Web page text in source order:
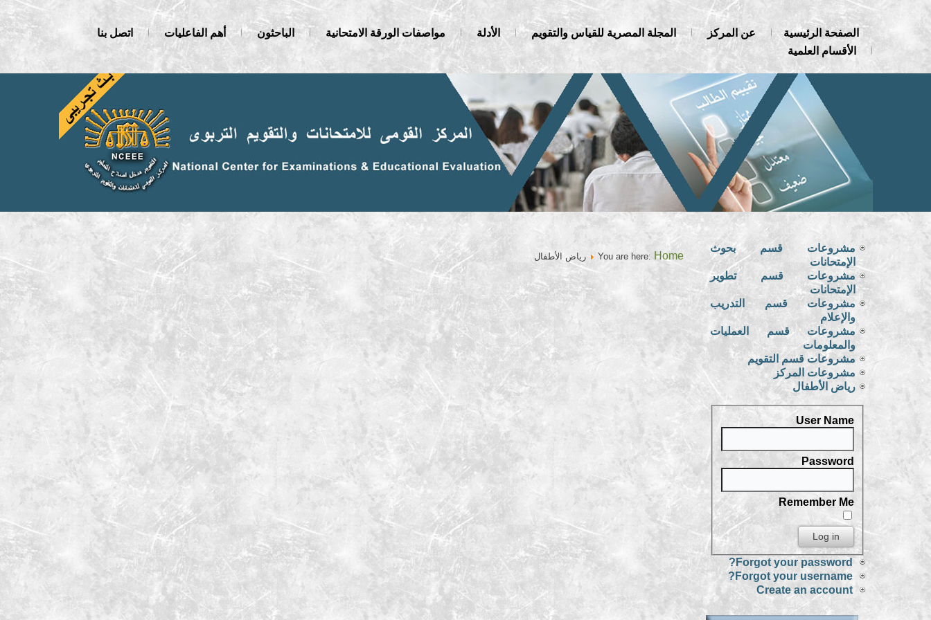
الصفحة الرئيسية عن المركز المجلة المصرية للقياس والتقويم الأدلة مواصفات الورقة الامتحانية الباحثون أهم الفاعليات
اتصل بنا
الأقسام العلمية
مشروعات قسم بحوث
الإمتحانات
مشروعات قسم تطوير
الإمتحانات
مشروعات قسم التدريب
والإعلام
مشروعات قسم العمليات
والمعلومات
مشروعات قسم التقويم
مشروعات المركز
رياض الأطفال
User Name
Password
Remember Me
Forgot your password?
Forgot your username?
Create an account
You are here: Home رياض الأطفال